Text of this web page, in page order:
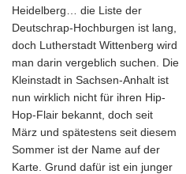
Heidelberg… die Liste der
Deutschrap-Hochburgen ist lang,
doch Lutherstadt Wittenberg wird
man darin vergeblich suchen. Die
Kleinstadt in Sachsen-Anhalt ist
nun wirklich nicht für ihren Hip-
Hop-Flair bekannt, doch seit
März und spätestens seit diesem
Sommer ist der Name auf der
Karte. Grund dafür ist ein junger